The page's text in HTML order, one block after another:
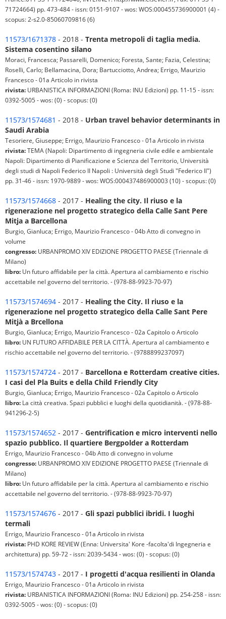
71724664) pp. 473-484 - issn: 0151-9107 - wos: WOS:000455736900001 (4) -
scopus: 2-s2.0-85060709816 (6)
11573/1671378 - 2018 - Trenta metropoli di taglia media.
Sistema cosentino silano
Moraci, Francesca; Passarelli, Domenico; Foresta, Sante; Fazia, Celestina;
Roselli, Carlo; Bellamacina, Dora; Bartucciotto, Andrea; Errigo, Maurizio
Francesco - 01a Articolo in rivista
rivista: URBANISTICA INFORMAZIONI (Roma: INU Edizioni) pp. 11-15 - issn:
0392-5005 - wos: (0) - scopus: (0)
11573/1574681 - 2018 - Urban travel behavior determinants in
Saudi Arabia
Tesoriere, Giuseppe; Errigo, Maurizio Francesco - 01a Articolo in rivista
rivista:TEMA (Napoli: Dipartimento di ingegneria civile edile e ambientale
Napoli: Dipartimento di Pianificazione e Scienza del Territorio, Università
degli studi di Napoli Federico II Napoli : Università degli Studi "Federico II")
pp. 31-46 - issn: 1970-9889 - wos: WOS:000437486900003 (10) - scopus: (0)
11573/1574668 - 2017 - Healing the city. Il riuso e la
rigenerazione nel progetto strategico della Calle Sant Pere
Mitja a Barcellona
Burgio, Gianluca; Errigo, Maurizio Francesco - 04b Atto di convegno in
volume
congresso: URBANPROMO XIV EDIZIONE PROGETTO PAESE (Triennale di
Milano)
libro: Un futuro affidabile per la città. Apertura al cambiamento e rischio
accettabile nel governo del territorio. - (978-88-9923-70-97)
11573/1574694 - 2017 - Healing the City. Il riuso e la
rigenerazione nel progetto strategico della Calle Sant Pere
Mitjà a Brcellona
Burgio, Gianluca; Errigo, Maurizio Francesco - 02a Capitolo o Articolo
libro: UN FUTURO AFFIDABILE PER LA CITTÀ. Apertura al cambiamento e
rischio accettabile nel governo del territorio. - (9788899237097)
11573/1574724 - 2017 - Barcellona e Rotterdam creative cities.
I casi del Pla Buits e della Child Friendly City
Burgio, Gianluca; Errigo, Maurizio Francesco - 02a Capitolo o Articolo
libro: La città creativa. Spazi pubblici e luoghi della quotidianità. - (978-88-
941296-2-5)
11573/1574652 - 2017 - Gentrification e micro interventi nello
spazio pubblico. Il quartiere Bergpolder a Rotterdam
Errigo, Maurizio Francesco - 04b Atto di convegno in volume
congresso: URBANPROMO XIV EDIZIONE PROGETTO PAESE (Triennale di
Milano)
libro: Un futuro affidabile per la città. Apertura al cambiamento e rischio
accettabile nel governo del territorio. - (978-88-9923-70-97)
11573/1574676 - 2017 - Gli spazi pubblici ibridi. I luoghi
termali
Errigo, Maurizio Francesco - 01a Articolo in rivista
rivista: PHD KORE REVIEW (Enna: Universita' Kore -facolta'di Ingegneria e
architettura) pp. 59-72 - issn: 2039-5434 - wos: (0) - scopus: (0)
11573/1574743 - 2017 - I progetti d'acqua resilienti in Olanda
Errigo, Maurizio Francesco - 01a Articolo in rivista
rivista: URBANISTICA INFORMAZIONI (Roma: INU Edizioni) pp. 254-258 - issn:
0392-5005 - wos: (0) - scopus: (0)